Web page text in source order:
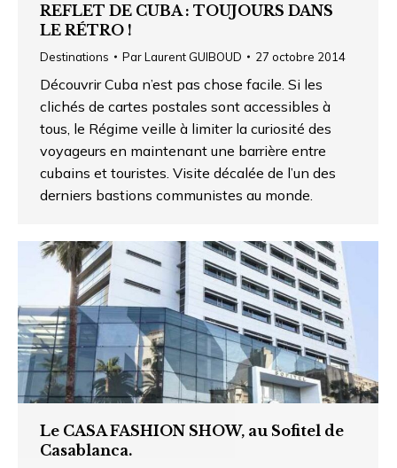
REFLET DE CUBA : TOUJOURS DANS
LE RÉTRO !
Destinations ParLaurent GUIBOUD 27 octobre 2014
Découvrir Cuba n’est pas chose facile. Si les
clichés de cartes postales sont accessibles à
tous, le Régime veille à limiter la curiosité des
voyageurs en maintenant une barrière entre
cubains et touristes. Visite décalée de l’un des
derniers bastions communistes au monde.
Le CASA FASHION SHOW, au Sofitel de
Casablanca.